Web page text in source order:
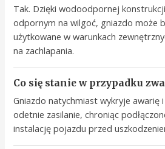
Tak. Dzięki wodoodpornej
odpornym na wilgoć, gniazdo może
użytkowane w warunkach
na zachlapania.
Co się stanie w przypadku
Gniazdo natychmiast wykryje awarię
odetnie zasilanie, chroniąc
instalację pojazdu przed